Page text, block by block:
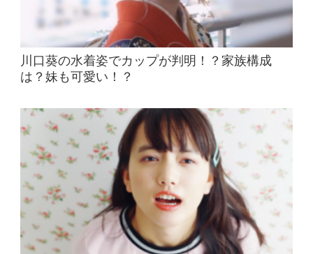
川口葵の水着姿でカップが判明！？家族構成
は？妹も可愛い！？